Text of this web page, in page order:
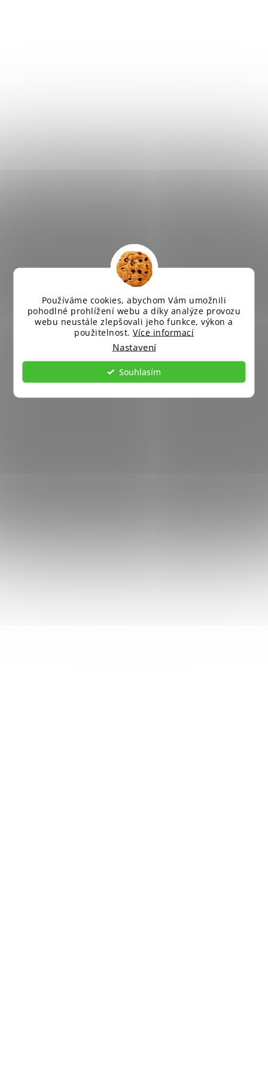
Používáme cookies, abychom Vám umožnili
pohodlné prohlížení webu a díky analýze provozu
webu neustále zlepšovali jeho funkce, výkon a
použitelnost. Více informací
Nastavení
Souhlasím